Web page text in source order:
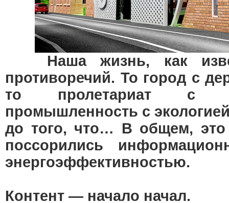
Наша жизнь, как
противоречий. То город с
то пролетариат с
промышленность с
до того, что… В общем, это
поссорились
энергоэффективностью.
Контент — начало начал.